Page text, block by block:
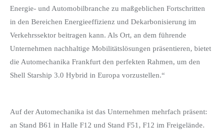
Energie- und Automobilbranche zu maßgeblichen Fortschritten
in den Bereichen Energieeffizienz und Dekarbonisierung im
Verkehrssektor beitragen kann. Als Ort, an dem führende
Unternehmen nachhaltige Mobilitätslösungen präsentieren, bietet
die Automechanika Frankfurt den perfekten Rahmen, um den
Shell Starship 3.0 Hybrid in Europa vorzustellen.“
Auf der Automechanika ist das Unternehmen mehrfach präsent:
an Stand B61 in Halle F12 und Stand F51, F12 im Freigelände.